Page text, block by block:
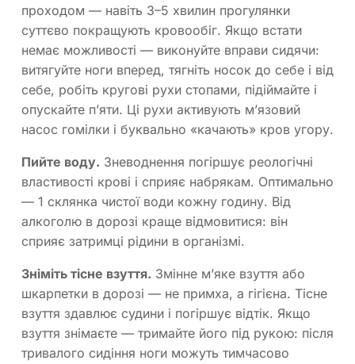
проходом — навіть 3–5 хвилин прогулянки
суттєво покращують кровообіг. Якщо встати
немає можливості — виконуйте вправи сидячи:
витягуйте ноги вперед, тягніть носок до себе і від
себе, робіть кругові рухи стопами, підіймайте і
опускайте п’яти. Ці рухи активують м’язовий
насос гомілки і буквально «качають» кров угору.
Пийте воду. Зневоднення погіршує реологічні
властивості крові і сприяє набрякам. Оптимально
— 1 склянка чистої води кожну годину. Від
алкоголю в дорозі краще відмовитися: він
сприяє затримці рідини в організмі.
Зніміть тісне взуття. Змінне м’яке взуття або
шкарпетки в дорозі — не примха, а гігієна. Тісне
взуття здавлює судини і погіршує відтік. Якщо
взуття знімаєте — тримайте його під рукою: після
тривалого сидіння ноги можуть тимчасово